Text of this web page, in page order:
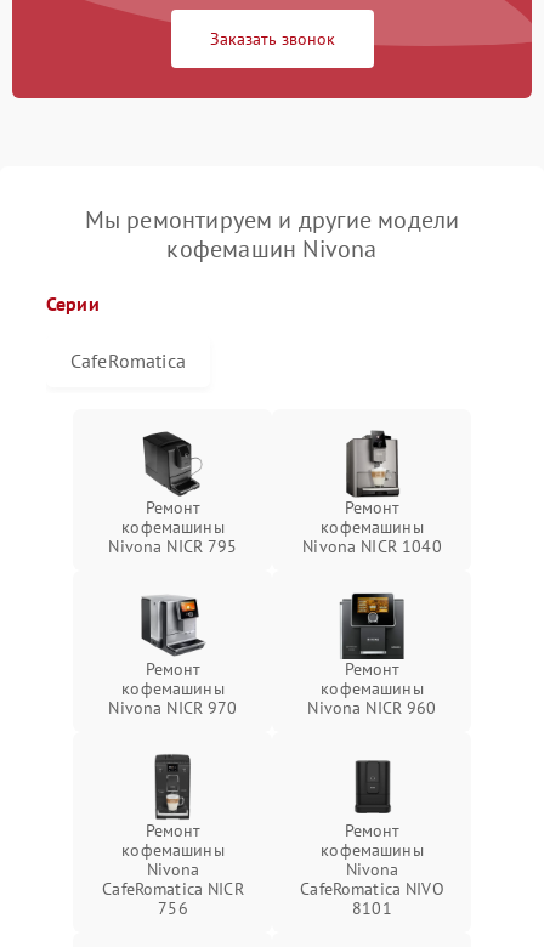
Заказать звонок
Мы ремонтируем и другие модели
кофемашин Nivona
Серии
CafeRomatica
Ремонт
кофемашины
Nivona NICR 795
Ремонт
кофемашины
Nivona NICR 1040
Ремонт
кофемашины
Nivona NICR 970
Ремонт
кофемашины
Nivona NICR 960
Ремонт
кофемашины
Nivona
CafeRomatica NICR
756
Ремонт
кофемашины
Nivona
CafeRomatica NIVO
8101